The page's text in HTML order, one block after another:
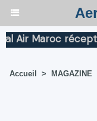
Maroc
Accueil > MAGAZINE